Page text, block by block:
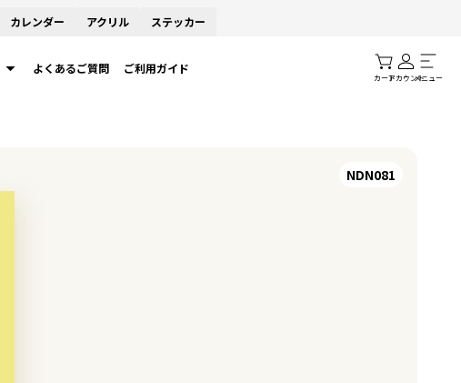
カレンダー アクリル ステッカー
よくあるご質問 ご利用ガイド
カートアカウントメニュー
NDN081